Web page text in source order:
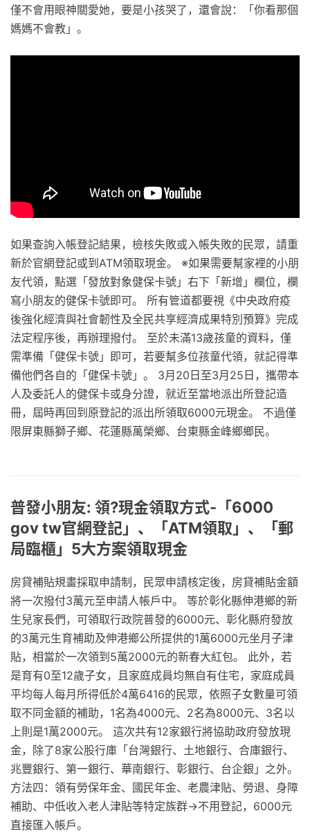
僅不會用眼神關愛她，要是小孩哭了，還會說：「你看那個
媽媽不會教」。
如果查詢入帳登記結果，檢核失敗或入帳失敗的民眾，請重
新於官網登記或到ATM領取現金。 ※如果需要幫家裡的小朋
友代領，點選「發放對象健保卡號」右下「新增」欄位，欄
寫小朋友的健保卡號即可。 所有管道都要視《中央政府疫
後強化經濟與社會韌性及全民共享經濟成果特別預算》完成
法定程序後，再辦理撥付。 至於未滿13歲孩童的資料，僅
需準備「健保卡號」即可，若要幫多位孩童代領，就記得準
備他們各自的「健保卡號」。 3月20日至3月25日，攜帶本
人及委託人的健保卡或身分證，就近至當地派出所登記造
冊，屆時再回到原登記的派出所領取6000元現金。 不過僅
限屏東縣獅子鄉、花蓮縣萬榮鄉、台東縣金峰鄉鄉民。
普發小朋友: 領?現金領取方式-「6000
gov tw官網登記」、「ATM領取」、「郵
局臨櫃」5大方案領取現金
房貸補貼規畫採取申請制，民眾申請核定後，房貸補貼金額
將一次撥付3萬元至申請人帳戶中。 等於彰化縣伸港鄉的新
生兒家長們，可領取行政院普發的6000元、彰化縣府發放
的3萬元生育補助及伸港鄉公所提供的1萬6000元坐月子津
貼，相當於一次領到5萬2000元的新春大紅包。 此外，若
是育有0至12歲子女，且家庭成員均無自有住宅，家庭成員
平均每人每月所得低於4萬6416的民眾，依照子女數量可領
取不同金額的補助，1名為4000元、2名為8000元、3名以
上則是1萬2000元。 這次共有12家銀行將協助政府發放現
金，除了8家公股行庫「台灣銀行、土地銀行、合庫銀行、
兆豐銀行、第一銀行、華南銀行、彰銀行、台企銀」之外。
方法四：領有勞保年金、國民年金、老農津貼、勞退、身障
補助、中低收入老人津貼等特定族群→不用登記，6000元
直接匯入帳戶。